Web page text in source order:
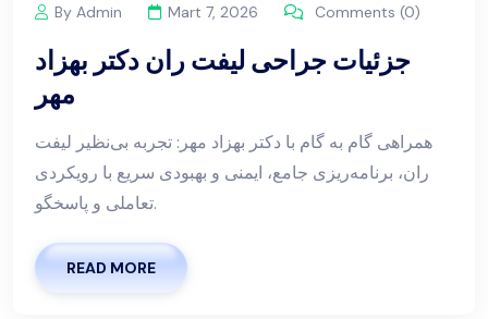
By Admin Mart 7, 2026 Comments (0)
جزئیات جراحی لیفت ران دکتر بهزاد
مهر
همراهی گام به گام با دکتر بهزاد مهر: تجربه بی‌نظیر لیفت
ران، برنامه‌ریزی جامع، ایمنی و بهبودی سریع با رویکردی
تعاملی و پاسخگو.
READ MORE